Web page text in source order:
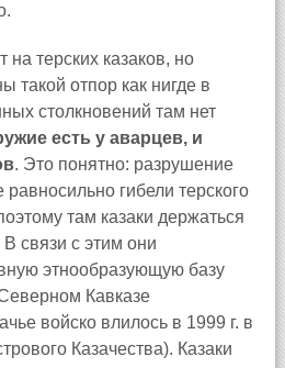
терских казаков, но
такой отпор как нигде в
столкновений там нет
есть у аварцев, и
. Это понятно: разрушение
равносильно гибели терского
там казаки держаться
В связи с этим они
этнообразующую базу
Кавказе
войско влилось в 1999 г. в
Казачества). Казаки